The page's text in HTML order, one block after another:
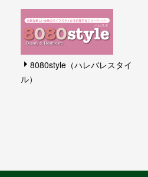
8080style（ハレバレスタイ
ル）